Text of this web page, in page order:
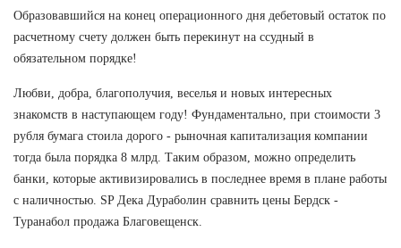
Образовавшийся на конец операционного дня дебетовый остаток по
расчетному счету должен быть перекинут на ссудный в
обязательном порядке!
Любви, добра, благополучия, веселья и новых интересных
знакомств в наступающем году! Фундаментально, при стоимости 3
рубля бумага стоила дорого - рыночная капитализация компании
тогда была порядка 8 млрд. Таким образом, можно определить
банки, которые активизировались в последнее время в плане работы
с наличностью. SP Дека Дураболин сравнить цены Бердск -
Туранабол продажа Благовещенск.